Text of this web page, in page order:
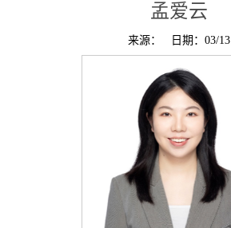
孟爱云
来源： 日期：03/13